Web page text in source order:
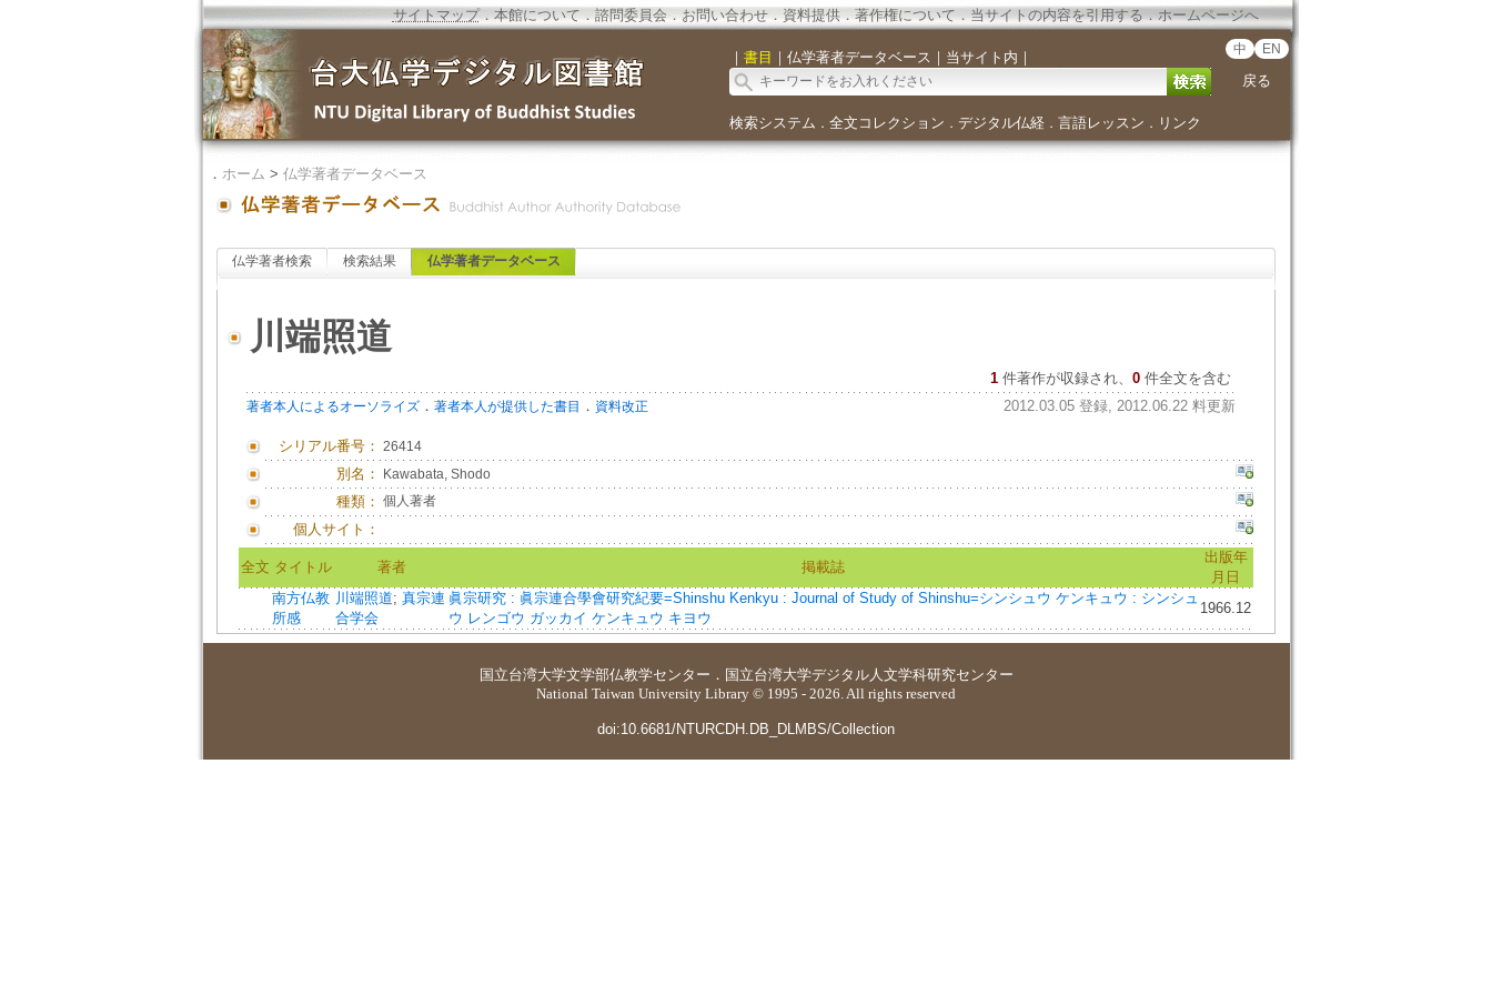
サイトマップ．本館について．諮問委員会． お問い合わせ． 資料提供．著作権について．当サイトの内容を引用する．ホームページへ
｜ 書目 ｜ 仏学著者データベース ｜ 当サイト内 ｜ 中 EN
戻る
検索システム ． 全文コレクション ． デジタル仏経． 言語レッスン ． リンク
． ホーム > 仏学著者データベース
仏学著者検索 検索結果 仏学著者データベース
川端照道
1 件著作が収録され、 0件全文を含む
著者本人によるオーソライズ． 著者本人が提供した書目 ． 資料改正 2012.03.05 登録, 2012.06.22 料更新
シリアル番号： 26414
別名： Kawabata, Shodo
種類： 個人著者
個人サイト：
全文 タイトル 著者 掲載誌
出版年
月日
南方仏教
所感
川端照道; 真宗連
合学会
眞宗研究 : 眞宗連合學會研究紀要=Shinshu Kenkyu : Journal of Study of Shinshu=シンシュウ ケンキュウ : シンシュ
ウ レンゴウ ガッカイ ケンキュウ キヨウ
1966.12
国立台湾大学文学部仏教学センター ． 国立台湾大学デジタル人文学科研究センター
National Taiwan University Library © 1995 - 2026. All rights reserved
doi:10.6681/NTURCDH.DB_DLMBS/Collection